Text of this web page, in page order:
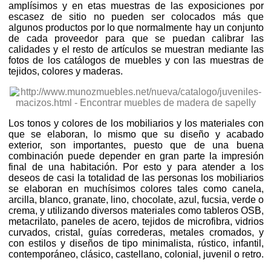
amplísimos y en etas muestras de las exposiciones por
escasez de sitio no pueden ser colocados más que
algunos productos por lo que normalmente hay un conjunto
de cada proveedor para que se puedan calibrar las
calidades y el resto de artículos se muestran mediante las
fotos de los catálogos de muebles y con las muestras de
tejidos, colores y maderas.
Los tonos y colores de los mobiliarios y los materiales con
que se elaboran, lo mismo que su diseño y acabado
exterior, son importantes, puesto que de una buena
combinación puede depender en gran parte la impresión
final de una habitación. Por esto y para atender a los
deseos de casi la totalidad de las personas los mobiliarios
se elaboran en muchísimos colores tales como canela,
arcilla, blanco, granate, lino, chocolate, azul, fucsia, verde o
crema, y utilizando diversos materiales como tableros OSB,
metacrilato, paneles de acero, tejidos de microfibra, vidrios
curvados, cristal, guías correderas, metales cromados, y
con estilos y diseños de tipo minimalista, rústico, infantil,
contemporáneo, clásico, castellano, colonial, juvenil o retro.